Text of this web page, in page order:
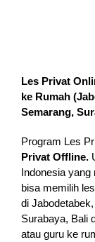
Les Privat
ke Rumah (
Semarang,
Program Les
Privat Offline.
Indonesia yang
bisa memilih
di
Surabaya, Bali
atau guru ke